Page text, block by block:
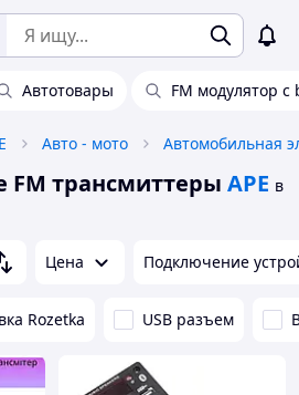
Автотовары FM модулятор
Авто - мото Автомобильная
трансмиттеры APE в
Цена Подключение
Rozetka USB разъем